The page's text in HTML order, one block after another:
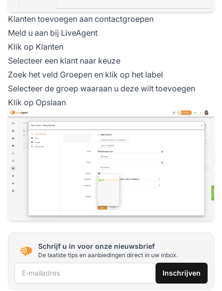
Klanten toevoegen aan contactgroepen
Meld u aan bij LiveAgent
Klik op Klanten
Selecteer een klant naar keuze
Zoek het veld Groepen en klik op het label
Selecteer de groep waaraan u deze wilt toevoegen
Klik op Opslaan
Schrijf u in voor onze nieuwsbrief
De laatste tips en aanbiedingen direct in uw inbox.
E-mailadres Inschrijven